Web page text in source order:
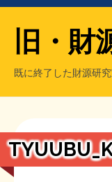
もっと知りたい方へ
旧・財
既に終了した財源研